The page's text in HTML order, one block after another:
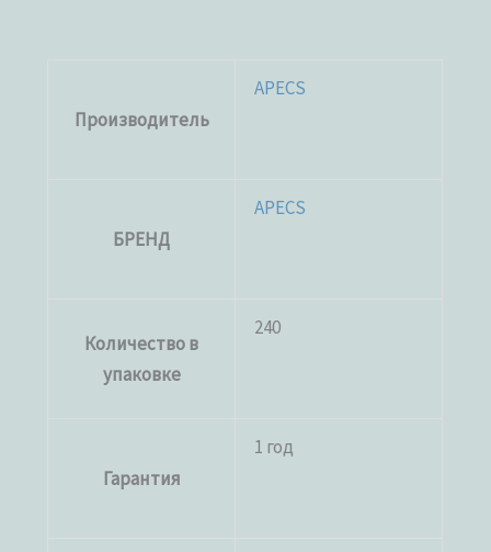
Производитель
APECS
БРЕНД
APECS
Количество в
упаковке
240
Гарантия
1 год